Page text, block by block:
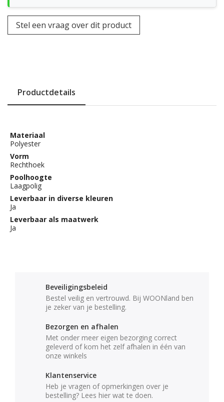
Stel een vraag over dit product
Productdetails
Materiaal
Polyester
Vorm
Rechthoek
Poolhoogte
Laagpolig
Leverbaar in diverse kleuren
Ja
Leverbaar als maatwerk
Ja
Beveiligingsbeleid
Bestel veilig en vertrouwd. Bij WOONland ben
je zeker van je bestelling.
Bezorgen en afhalen
Met onder meer eigen bezorging correct
geleverd of kom het zelf afhalen in één van
onze winkels
Klantenservice
Heb je vragen of opmerkingen over je
bestelling? Lees hier wat te doen.